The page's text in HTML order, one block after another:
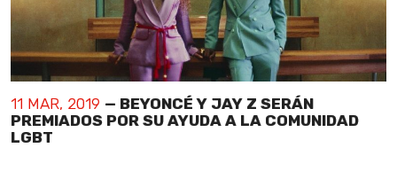
11 MAR, 2019 — BEYONCÉ Y JAY Z SERÁN
PREMIADOS POR SU AYUDA A LA COMUNIDAD
LGBT